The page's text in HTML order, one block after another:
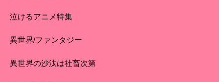
泣けるアニメ特集
異世界/ファンタジー
異世界の沙汰は社畜次第